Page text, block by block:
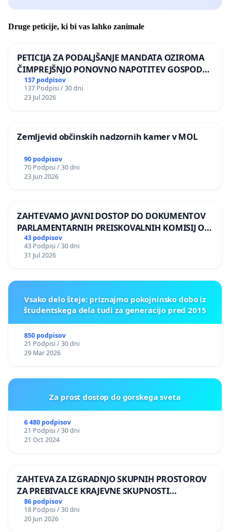
Druge peticije, ki bi vas lahko zanimale
PETICIJA ZA PODALJŠANJE MANDATA OZIROMA
ČIMPREJŠNJO PONOVNO NAPOTITEV GOSPODA
BERNARDA ŠRAJNERJA NA VELEPOSLANIŠTVO
REPUBLIKE SLOVENIJE V MOSKVI
137 podpisov
137 Podpisi / 30 dni
23 Jul 2026
Zemljevid občinskih nadzornih kamer v MOL
90 podpisov
70 Podpisi / 30 dni
23 Jun 2026
ZAHTEVAMO JAVNI DOSTOP DO DOKUMENTOV
PARLAMENTARNIH PREISKOVALNIH KOMISIJ O
ILEGALNI TRGOVINI Z OROŽJEM
43 podpisov
43 Podpisi / 30 dni
31 Jul 2026
Vsako delo šteje: priznajmo pokojninsko dobo iz
študentskega dela tudi za generacijo pred 2015
850 podpisov
21 Podpisi / 30 dni
29 Mar 2026
Za prost dostop do gorskega sveta
6 480 podpisov
21 Podpisi / 30 dni
21 Oct 2024
ZAHTEVA ZA IZGRADNJO SKUPNIH PROSTOROV
ZA PREBIVALCE KRAJEVNE SKUPNOSTI
PRESTRANEK
86 podpisov
18 Podpisi / 30 dni
20 Jun 2026